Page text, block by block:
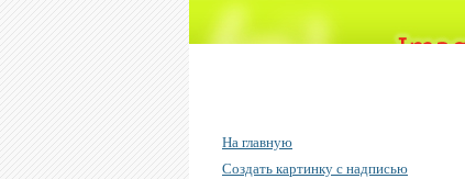
На главную
Создать картинку с надписью